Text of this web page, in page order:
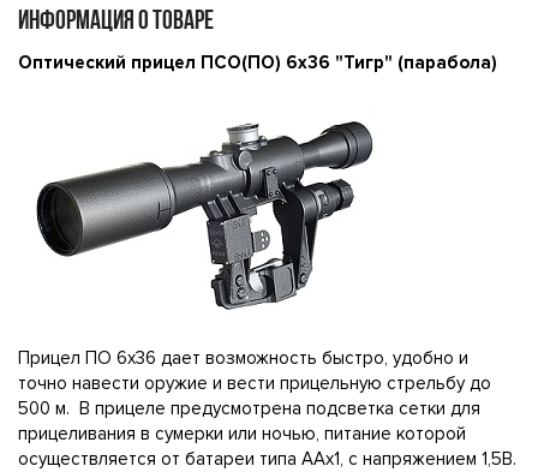
ИНФОРМАЦИЯ О ТОВАРЕ
Оптический прицел ПСО(ПО) 6х36 "Тигр" (парабола)
Прицел ПО 6х36 дает возможность быстро, удобно и
точно навести оружие и вести прицельную стрельбу до
500 м. В прицеле предусмотрена подсветка сетки для
прицеливания в сумерки или ночью, питание которой
осуществляется от батареи типа ААх1, с напряжением 1,5В.